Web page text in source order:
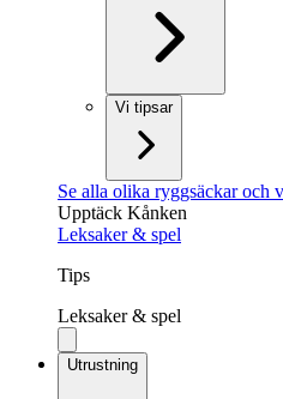
Vi tipsar
Se alla olika ryggsäckar och
Upptäck Kånken
Leksaker & spel
Tips
Leksaker & spel
Utrustning